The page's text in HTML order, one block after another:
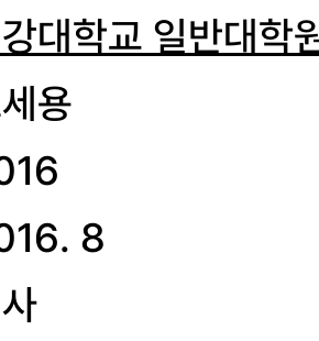
대학교 일반대학
용
8